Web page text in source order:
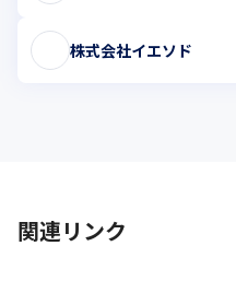
株式会社イエソド
関連リンク